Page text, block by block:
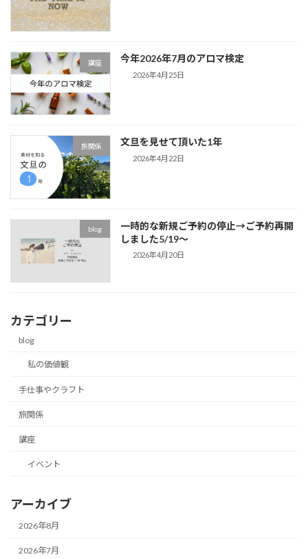
講座 今年2026年7月のアロマ検定
2026年4月25日
旅関係 文旦を見せて頂いた1年
2026年4月22日
blog
一時的な新規ご予約の停止→ご予約再開
しました5/19～
2026年4月20日
カテゴリー
blog
私の価値観
手仕事やクラフト
旅関係
講座
イベント
アーカイブ
2026年8月
2026年7月